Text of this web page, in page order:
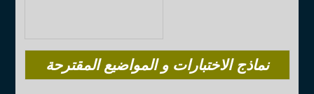
نماذج الاختبارات و المواضيع المقترحة